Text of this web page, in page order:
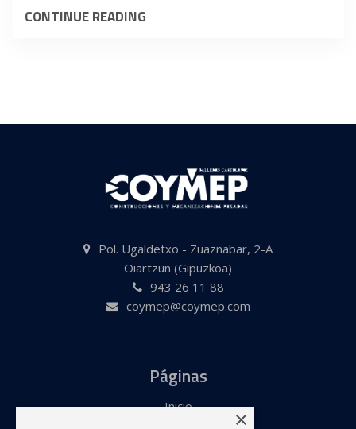
CONTINUE READING
Pol. Ugaldetxo - Zuaznabar, 2-A
Oiartzun (Gipuzkoa)
943 26 11 88
coymep@coymep.com
Páginas
Inicio
×